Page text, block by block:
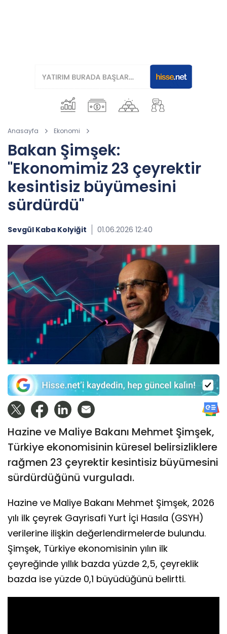
Anasayfa Ekonomi
Bakan Şimşek:
"Ekonomimiz 23 çeyrektir
kesintisiz büyümesini
sürdürdü"
Sevgül Kaba Kolyiğit 01.06.2026 12:40
Hazine ve Maliye Bakanı Mehmet Şimşek,
Türkiye ekonomisinin küresel belirsizliklere
rağmen 23 çeyrektir kesintisiz büyümesini
sürdürdüğünü vurguladı.
Hazine ve Maliye Bakanı Mehmet Şimşek, 2026
yılı ilk çeyrek Gayrisafi Yurt İçi Hasıla (GSYH)
verilerine ilişkin değerlendirmelerde bulundu.
Şimşek, Türkiye ekonomisinin yılın ilk
çeyreğinde yıllık bazda yüzde 2,5, çeyreklik
bazda ise yüzde 0,1 büyüdüğünü belirtti.